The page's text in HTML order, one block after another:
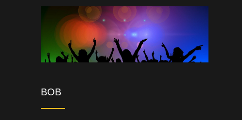
BOB